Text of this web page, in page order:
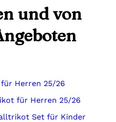
und von
Herren 25/26
für Herren 25/26
Set für Kinder